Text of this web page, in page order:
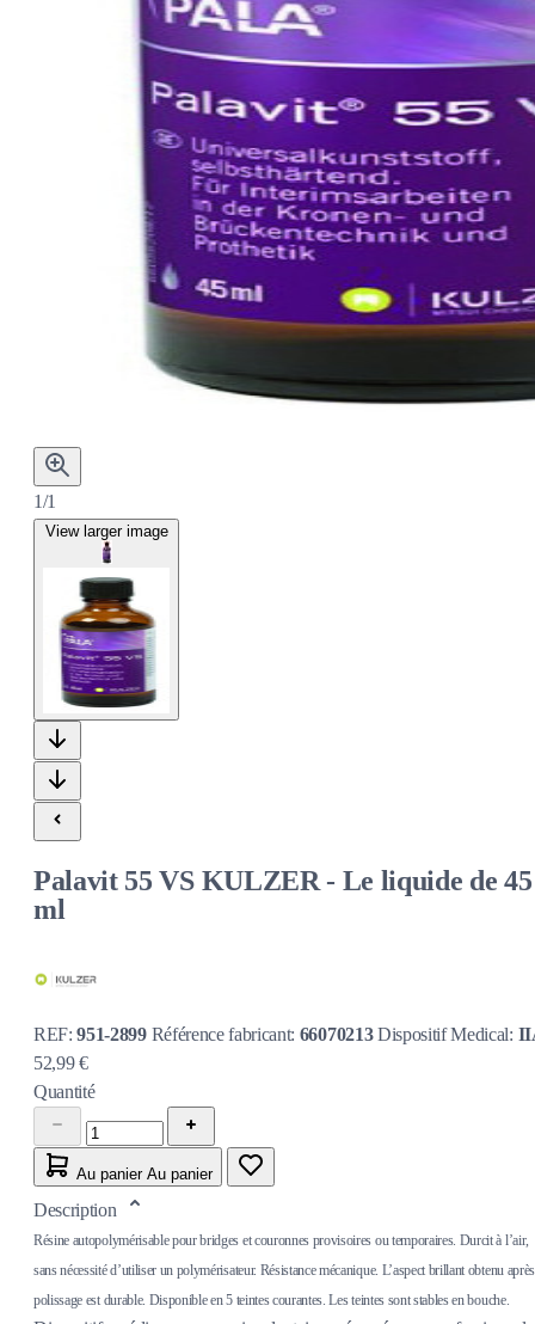
1/1
View larger image
Palavit 55 VS KULZER - Le liquide de 45
ml
REF:951-2899 Référence fabricant: 66070213Dispositif Medical:
52,99 €
Quantité
Au panier Au panier
Description
Résine autopolymérisable pour bridges et couronnes provisoires ou temporaires. Durcit à l’air,
sans nécessité d’utiliser un polymérisateur. Résistance mécanique. L’aspect brillant obtenu après
polissage est durable. Disponible en 5 teintes courantes. Les teintes sont stables en bouche.